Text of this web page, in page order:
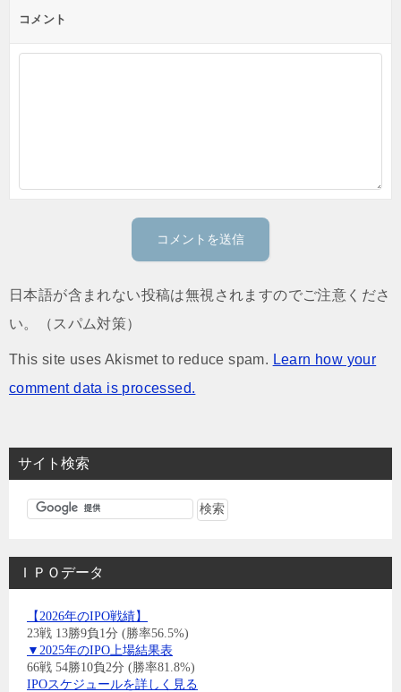
コメント
日本語が含まれない投稿は無視されますのでご注意くださ
い。（スパム対策）
This site uses Akismet to reduce spam. Learn how your
comment data is processed.
サイト検索
ＩＰＯデータ
【2026年のIPO戦績】
23戦 13勝9負1分 (勝率56.5%)
▼2025年のIPO上場結果表
66戦 54勝10負2分 (勝率81.8%)
IPOスケジュールを詳しく見る